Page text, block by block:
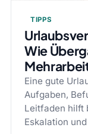
TIPPS
Wie
Eine gute
Aufgaben,
Leitfaden hilft
Eskalation